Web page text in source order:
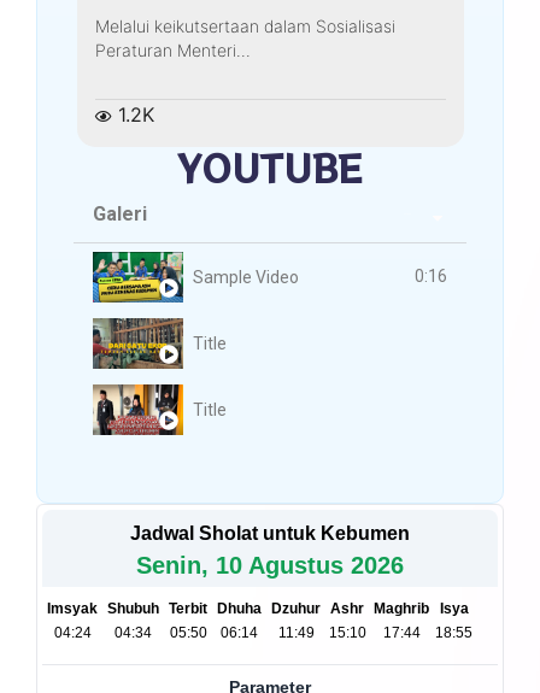
Melalui keikutsertaan dalam Sosialisasi
Peraturan Menteri...
1.2K
YOUTUBE
Galeri
Sample Video 0:16
Title
Title